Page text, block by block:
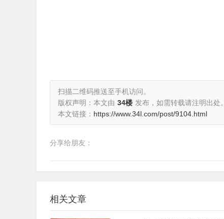
扫描二维码推送至手机访问。
版权声明：本文由 34楼 发布，如需转载请注明出处。
本文链接： https://www.34l.com/post/9104.html
分享给朋友：
相关文章